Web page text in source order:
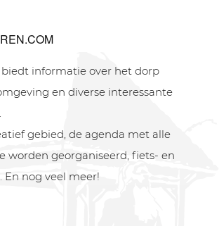
biedt informatie over het dorp
en diverse interessante
gebied, de agenda met alle
worden georganiseerd, fiets- en
En nog veel meer!